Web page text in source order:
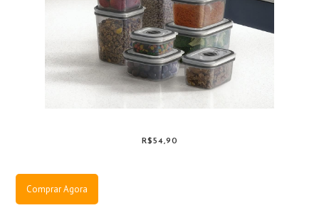
R$54,90
Comprar Agora